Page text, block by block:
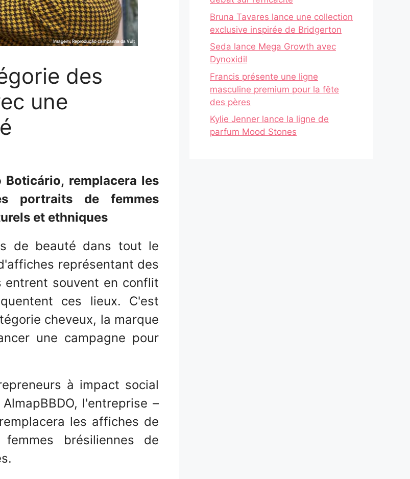
des
une
remplacera les
portraits de femmes
et ethniques
de beauté dans tout le
représentant des
entrent souvent en conflit
ces lieux. C'est
cheveux, la marque
une campagne pour
à impact social
l'entreprise –
les affiches de
brésiliennes de
Bruna Tavares lance une collection
exclusive inspirée de Bridgerton
Seda lance Mega Growth avec
Dynoxidil
Francis présente une ligne
masculine premium pour la fête
des pères
Kylie Jenner lance la ligne de
parfum Mood Stones